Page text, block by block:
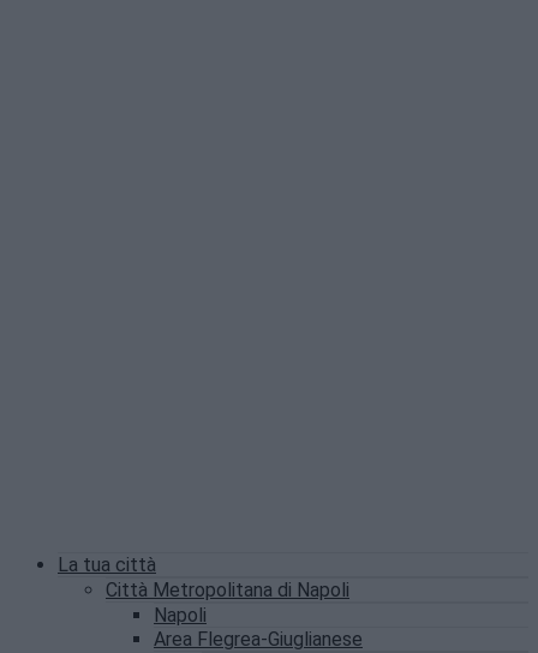
La tua città
Città Metropolitana di Napoli
Napoli
Area Flegrea-Giuglianese